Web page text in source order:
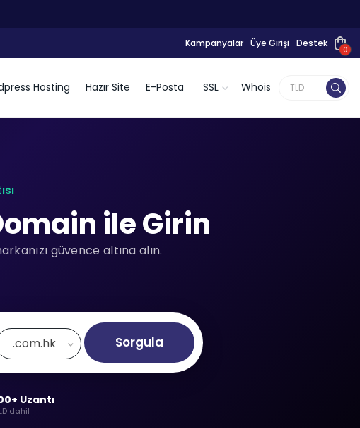
Kampanyalar Üye Girişi Destek
0
Hosting Hazır Site E-Posta SSL Whois
ile Girin
güvence altına alın.
.com.hk Sorgula
Uzantı
dahil